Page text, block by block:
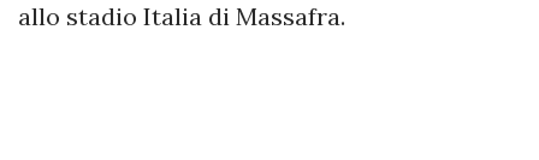
allo stadio Italia di Massafra.